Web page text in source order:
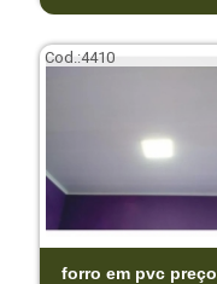
Cod.:4410
forro em pvc preço